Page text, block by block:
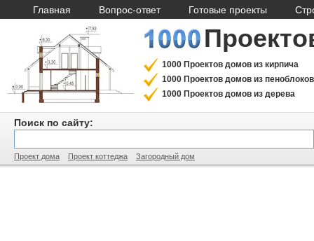
Главная Вопрос-ответ Готовые проекты
1000 Проектов домов из кирпича
1000 Проектов домов из пеноблоков
1000 Проектов домов из дерева
Поиск по сайту:
Проект дома Проект коттеджа Загородный дом